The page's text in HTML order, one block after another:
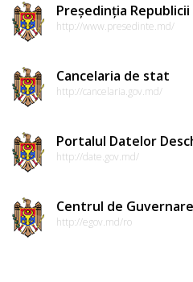
Președinția
http://www.presedinte.md/
Cancelaria de stat
http://cancelaria.gov.md/
Portalul Datelor
http://date.gov.md/
Centrul de
http://egov.md/ro